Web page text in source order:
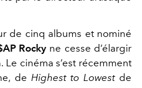
de cinq albums et nominé
Rocky ne cesse d’élargir
Le cinéma s’est récemment
de Highest to Lowestde